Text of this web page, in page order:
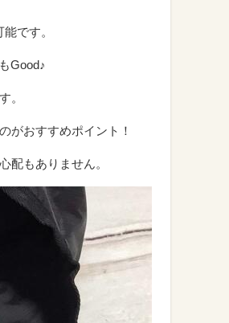
です。
Good♪
。
がおすすめポイント！
配もありません。